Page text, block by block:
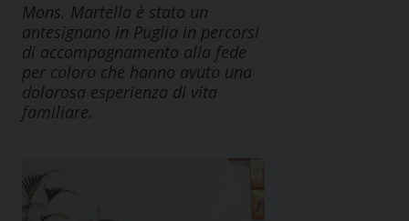
Mons. Martella è stato un
antesignano in Puglia in percorsi
di accompagnamento alla fede
per coloro che hanno avuto una
dolorosa esperienza di vita
familiare.